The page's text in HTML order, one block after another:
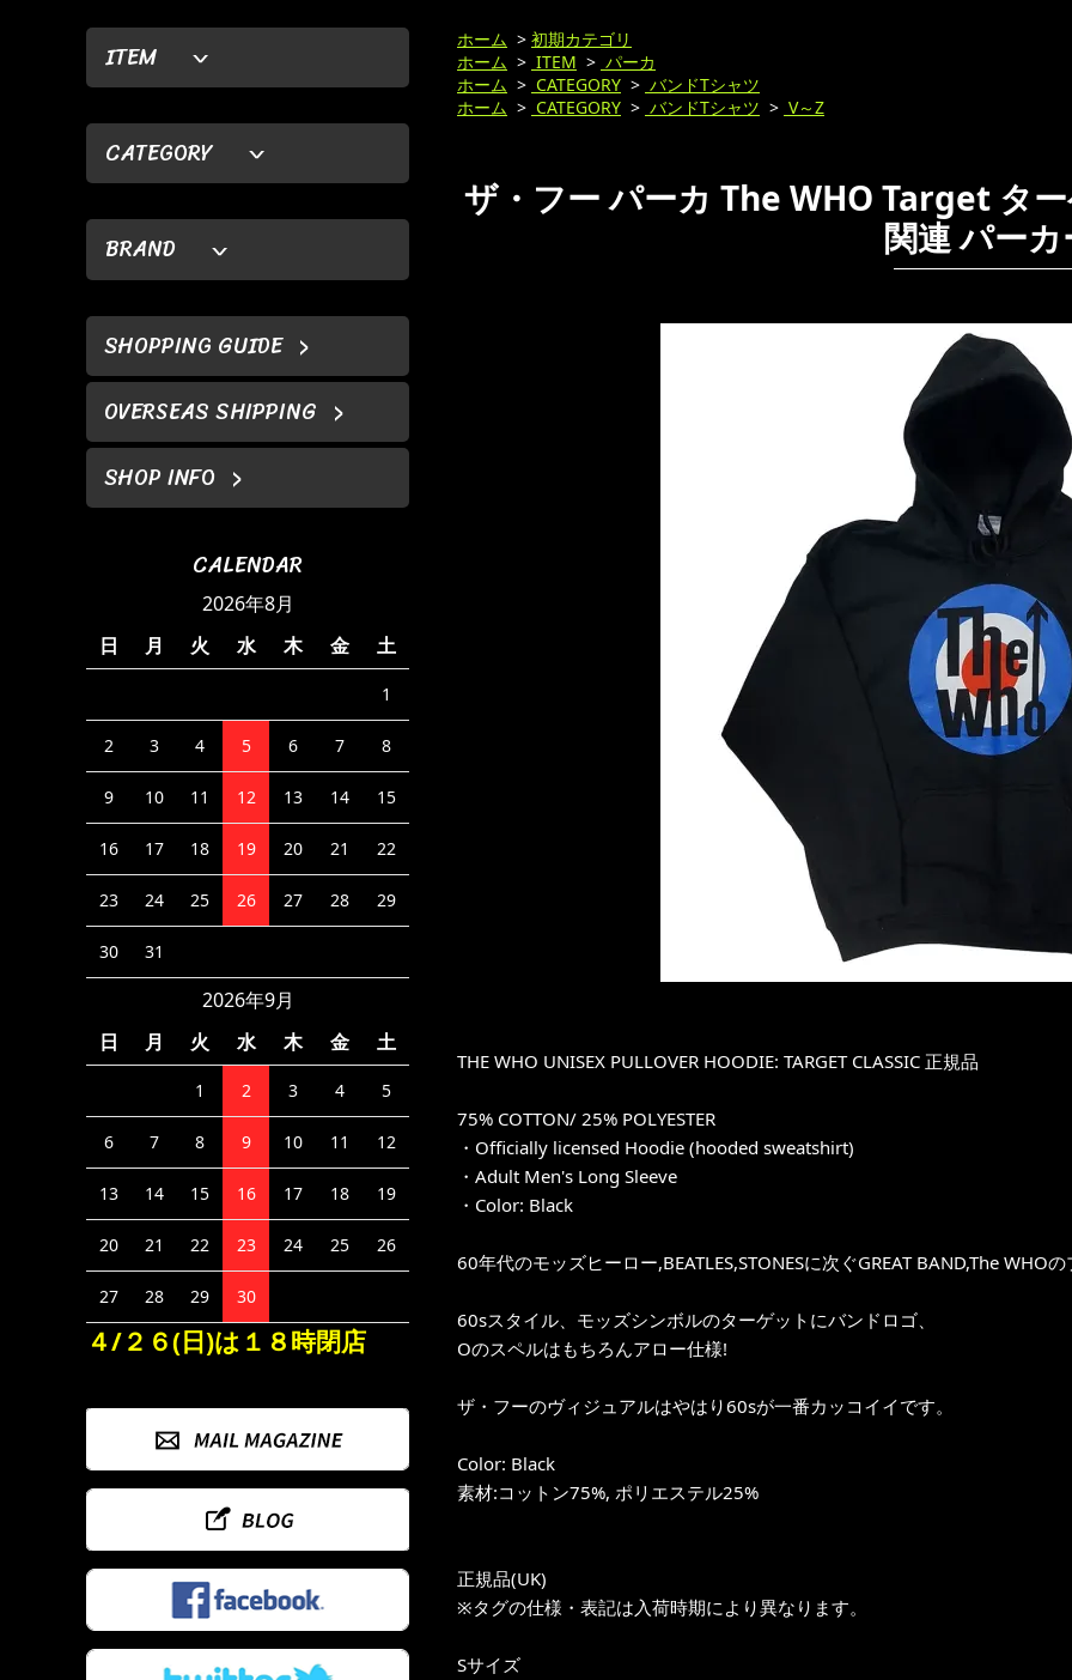
ITEM
CATEGORY
BRAND
SHOPPING GUIDE
OVERSEAS SHIPPING
SHOP INFO
CALENDAR
2026年8月
日
月 火 水 木 金 土
1
2 3 4 5 6 7 8
9 10 11 12 13 14 15
16 17 18 19 20 21 22
23 24 25 26 27 28 29
30 31
2026年9月
日
月 火 水 木 金 土
1 2 3 4 5
6 7 8 9 10 11 12
13 14 15 16 17 18 19
20 21 22 23 24 25 26
27 28 29 30
４/２６(日)は１８時閉店
ホーム > 初期カテゴリ
ホーム > ITEM > パーカ
ホーム > CATEGORY > バンドTシャツ
ホーム > CATEGORY > バンドTシャツ > V～Z
ザ・フー パーカ The WHO Target タ
関連 パーカ
THE WHO UNISEX PULLOVER HOODIE: TARGET CLASSIC 正規品
75% COTTON/ 25% POLYESTER
・Officially licensed Hoodie (hooded sweatshirt)
・Adult Men's Long Sleeve
・Color: Black
60年代のモッズヒーロー,BEATLES,STONESに次ぐGREAT BAND,The WHO
60sスタイル、モッズシンボルのターゲットにバンドロゴ、
Oのスペルはもちろんアロー仕様!
ザ・フーのヴィジュアルはやはり60sが一番カッコイイです。
Color: Black
素材:コットン75%, ポリエステル25%
正規品(UK)
※タグの仕様・表記は入荷時期により異なります。
Sサイズ